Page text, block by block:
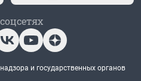
и государственных органов